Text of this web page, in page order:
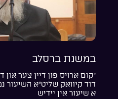
במשנת ברסלב
“קום ארויס פון דיין צער און
דוד קיוואק שליט”א השיעור
א שיעור אין יידיש